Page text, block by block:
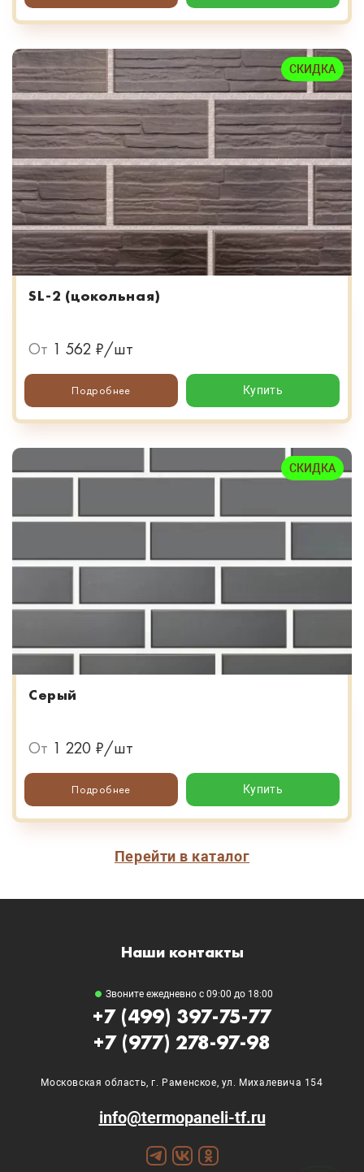
СКИДКА
SL-2 (цокольная)
От 1 562 ₽/шт
Подробнее Купить
СКИДКА
Серый
От 1 220 ₽/шт
Подробнее Купить
Перейти в каталог
Наши контакты
Звоните ежедневно с 09:00 до 18:00
+7 (499) 397-75-77
+7 (977) 278-97-98
Московская область, г. Раменское, ул. Михалевича 154
info@termopaneli-tf.ru